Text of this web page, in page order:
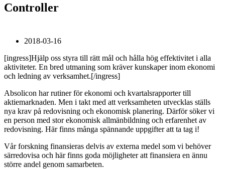
Controller
2018-03-16
[ingress]Hjälp oss styra till rätt mål och hålla hög effektivitet i alla
aktiviteter. En bred utmaning som kräver kunskaper inom ekonomi
och ledning av verksamhet.[/ingress]
Absolicon har rutiner för ekonomi och kvartalsrapporter till
aktiemarknaden. Men i takt med att verksamheten utvecklas ställs
nya krav på redovisning och ekonomisk planering. Därför söker vi
en person med stor ekonomisk allmänbildning och erfarenhet av
redovisning. Här finns många spännande uppgifter att ta tag i!
Vår forskning finansieras delvis av externa medel som vi behöver
särredovisa och här finns goda möjligheter att finansiera en ännu
större andel genom samarbeten.